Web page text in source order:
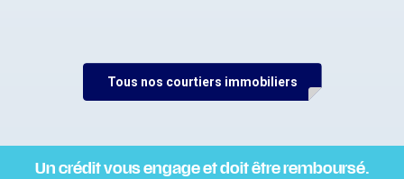
Tous nos courtiers immobiliers
Un crédit vous engage et doit être remboursé.